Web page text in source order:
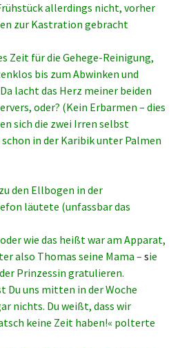
allerdings nicht, vorher
zur Kastration gebracht
Zeit für die Gehege-Reinigung,
bis zum Abwinken und
lacht das Herz meiner beiden
oder? (Kein Erbarmen – dies
sich die zwei Irren selbst
in der Karibik unter Palmen
den Ellbogen in der
läutete (unfassbar das
wie das heißt war am Apparat,
also Thomas seine Mama – sie
Prinzessin gratulieren.
Du uns mitten in der Woche
nichts. Du weißt, dass wir
keine Zeit haben!« polterte